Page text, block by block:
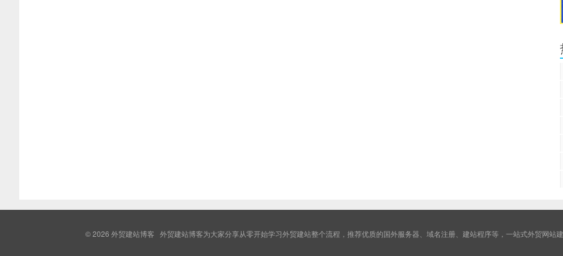
© 2026 外贸建站博客 外贸建站博客为大家分享从零开始学习外贸建站整个流程，推荐优质的国外服务器、域名注册、建站程序等，一站式外贸网站